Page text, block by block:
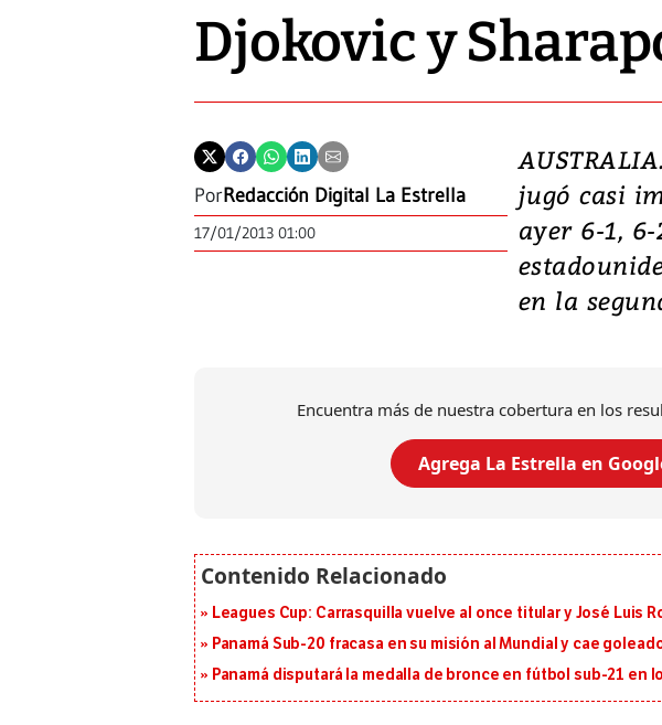
Djokovic y
PorRedacción Digital La Estrella
17/01/2013 01:00
jugó casi
ayer 6-1,
en la
Encuentra más de nuestra cobertura en los
Agrega La Estrella en
Leagues Cup: Carrasquilla vuelve al once titular y José Luis
Panamá Sub-20 fracasa en su misión al Mundial y cae
Panamá disputará la medalla de bronce en fútbol sub-21 en
da